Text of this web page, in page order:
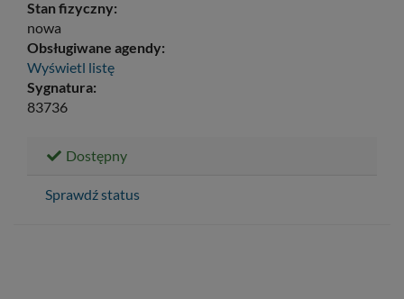
Stan fizyczny:
nowa
Obsługiwane agendy:
Wyświetl listę
Sygnatura:
83736
Dostępny
Sprawdź status